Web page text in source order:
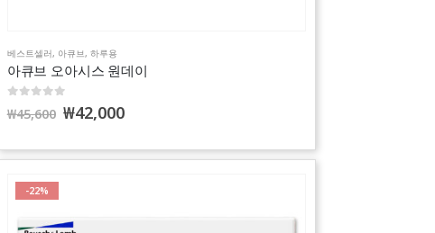
베스트셀러, 아큐브 , 하루용
아큐브 오아시스 원데이
₩45,600 ₩42,000
-22%